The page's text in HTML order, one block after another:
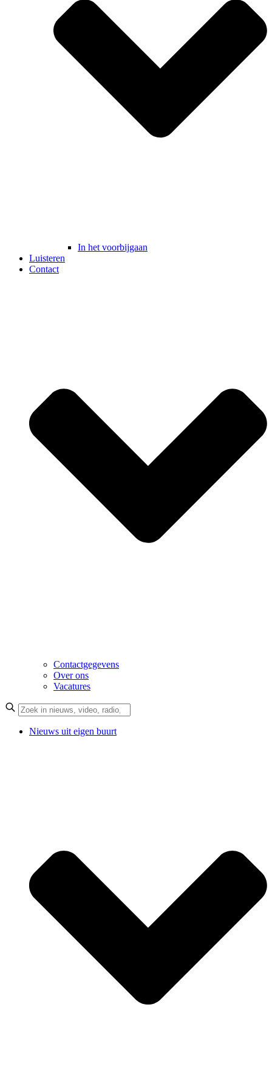
In het voorbijgaan
Luisteren
Contact
Contactgegevens
Over ons
Vacatures
Nieuws uit eigen buurt